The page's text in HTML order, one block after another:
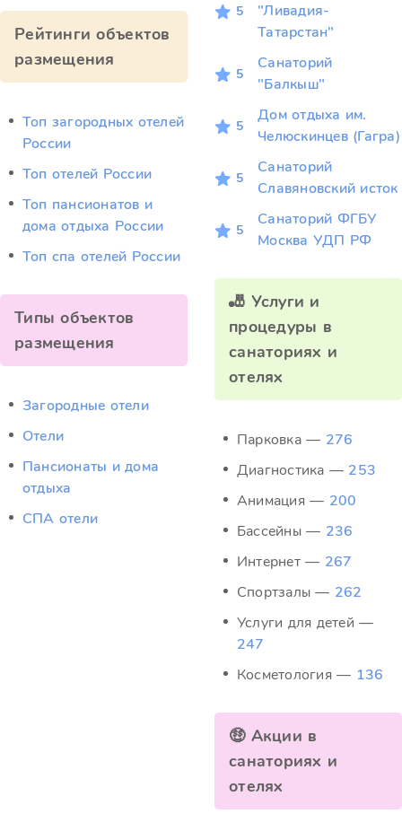
Рейтинги объектов
размещения
Топ загородных отелей
России
Топ отелей России
Топ пансионатов и
дома отдыха России
Топ спа отелей России
Типы объектов
размещения
Загородные отели
Отели
Пансионаты и дома
отдыха
СПА отели
5
"Ливадия-
Татарстан"
5
Санаторий
"Балкыш"
5
Дом отдыха им.
Челюскинцев (Гагра)
5
Санаторий
Славяновский исток
5
Санаторий ФГБУ
Москва УДП РФ
🎳 Услуги и
процедуры в
санаториях и
отелях
Парковка — 276
Диагностика — 253
Анимация — 200
Бассейны — 236
Интернет — 267
Спортзалы — 262
Услуги для детей —
247
Косметология — 136
🤑 Акции в
санаториях и
отелях